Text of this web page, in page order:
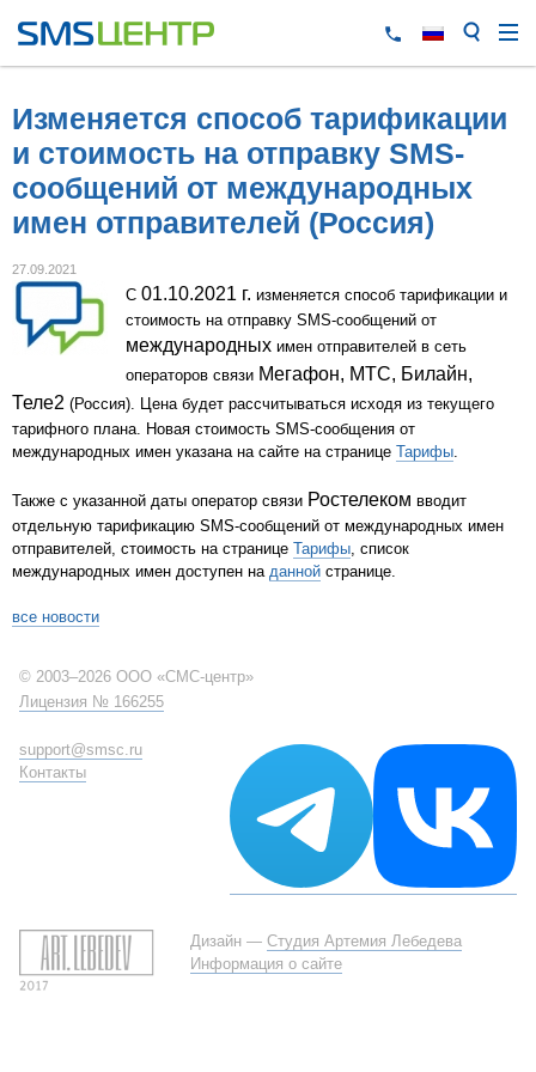
Изменяется способ тарификации
и стоимость на отправку SMS-
сообщений от международных
имен отправителей (Россия)
27.09.2021
С 01.10.2021 г. изменяется способ тарификации и
стоимость на отправку SMS-сообщений от
международных имен отправителей в сеть
операторов связи Мегафон, МТС, Билайн,
Теле2 (Россия). Цена будет рассчитываться исходя из текущего
тарифного плана. Новая стоимость SMS-сообщения от
международных имен указана на сайте на странице Тарифы.
Также с указанной даты оператор связи Ростелеком вводит
отдельную тарификацию SMS-сообщений от международных имен
отправителей, стоимость на странице Тарифы, список
международных имен доступен на данной странице.
все новости
© 2003–2026 ООО «СМС-центр»
Лицензия № 166255
support@smsc.ru
Контакты
Дизайн — Студия Артемия Лебедева
Информация о сайте